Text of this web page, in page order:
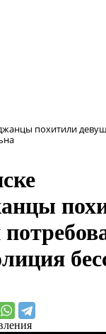
похитили